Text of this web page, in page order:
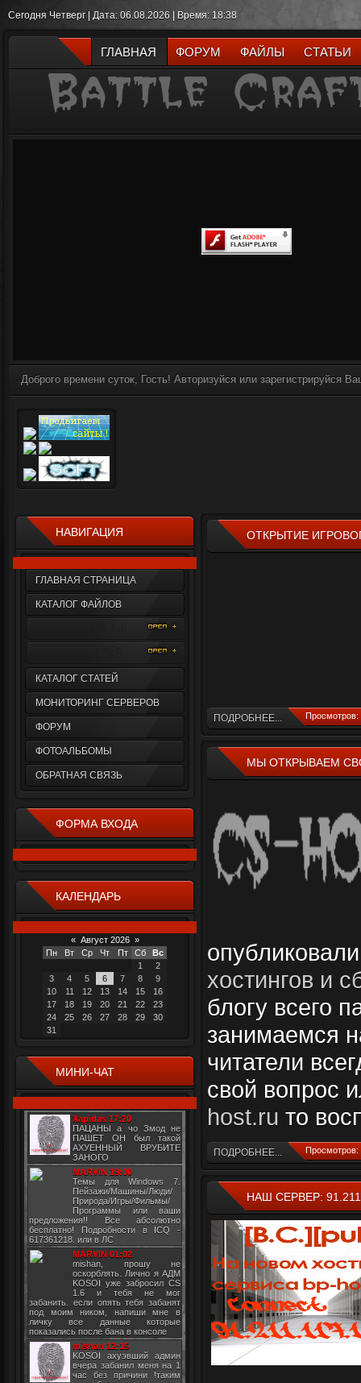
Сегодня Четверг | Дата: 06.08.2026 | Время: 18:38
ГЛАВНАЯ ФОРУМ ФАЙЛЫ СТАТЬИ
Доброго времени суток, Гость! Авторизуйся или зарегистрируйся
НАВИГАЦИЯ
ГЛАВНАЯ СТРАНИЦА
КАТАЛОГ ФАЙЛОВ
КАТАЛОГ СТАТЕЙ
МОНИТОРИНГ СЕРВЕРОВ
ФОРУМ
ФОТОАЛЬБОМЫ
ОБРАТНАЯ СВЯЗЬ
ФОРМА ВХОДА
КАЛЕНДАРЬ
« Август 2026 »
Пн
Вт Ср Чт Пт Сб
Вс
1
2
3
4 5 6 7 8
9
10
11 12 13 14 15
16
17
18 19 20 21 22
23
24
25 26 27 28 29
30
31
МИНИ-ЧАТ
ОТКРЫТИЕ
ПОДРОБНЕЕ...
МЫ ОТКРЫВАЕМ
хостингов и
блогу всего
занимаемся
читатели
свой вопрос
host.ru то
ПОДРОБНЕЕ...
НАШ СЕРВЕР: